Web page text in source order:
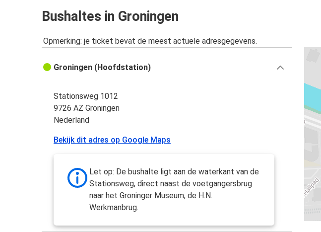
Bushaltes in Groningen
Opmerking: je ticket bevat de meest actuele adresgegevens.
Groningen (Hoofdstation)
Stationsweg 1012
9726 AZ Groningen
Nederland
Bekijk dit adres op Google Maps
Let op: De bushalte ligt aan de waterkant van de
Stationsweg, direct naast de voetgangersbrug
naar het Groninger Museum, de H.N.
Werkmanbrug.